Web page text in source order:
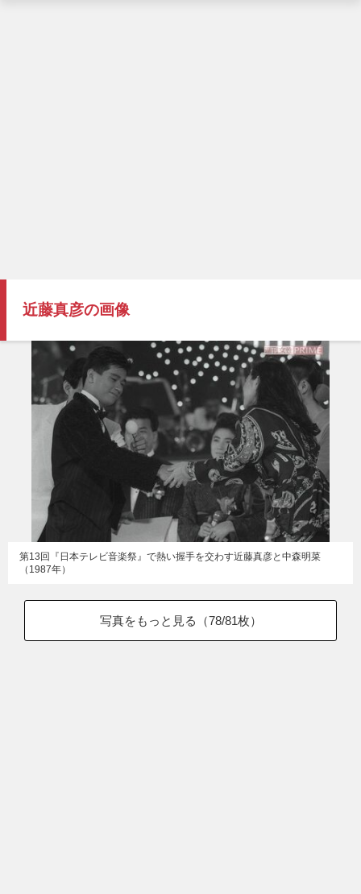
近藤真彦の画像
第13回『日本テレビ音楽祭』で熱い握手を交わす近藤真彦と中森明菜
（1987年）
写真をもっと見る（78/81枚）